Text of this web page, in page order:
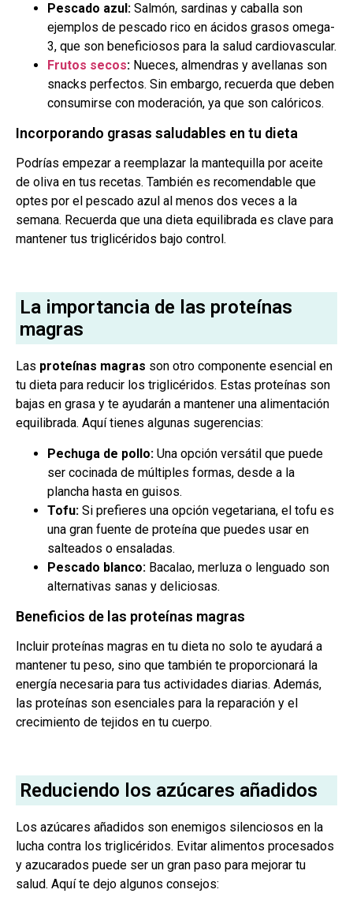
Pescado azul: Salmón, sardinas y caballa son
ejemplos de pescado rico en ácidos grasos omega-
3, que son beneficiosos para la salud cardiovascular.
Frutos secos: Nueces, almendras y avellanas son
snacks perfectos. Sin embargo, recuerda que deben
consumirse con moderación, ya que son calóricos.
Incorporando grasas saludables en tu dieta
Podrías empezar a reemplazar la mantequilla por aceite
de oliva en tus recetas. También es recomendable que
optes por el pescado azul al menos dos veces a la
semana. Recuerda que una dieta equilibrada es clave para
mantener tus triglicéridos bajo control.
La importancia de las proteínas
magras
Las proteínas magras son otro componente esencial en
tu dieta para reducir los triglicéridos. Estas proteínas son
bajas en grasa y te ayudarán a mantener una alimentación
equilibrada. Aquí tienes algunas sugerencias:
Pechuga de pollo: Una opción versátil que puede
ser cocinada de múltiples formas, desde a la
plancha hasta en guisos.
Tofu: Si prefieres una opción vegetariana, el tofu es
una gran fuente de proteína que puedes usar en
salteados o ensaladas.
Pescado blanco: Bacalao, merluza o lenguado son
alternativas sanas y deliciosas.
Beneficios de las proteínas magras
Incluir proteínas magras en tu dieta no solo te ayudará a
mantener tu peso, sino que también te proporcionará la
energía necesaria para tus actividades diarias. Además,
las proteínas son esenciales para la reparación y el
crecimiento de tejidos en tu cuerpo.
Reduciendo los azúcares añadidos
Los azúcares añadidos son enemigos silenciosos en la
lucha contra los triglicéridos. Evitar alimentos procesados
y azucarados puede ser un gran paso para mejorar tu
salud. Aquí te dejo algunos consejos: